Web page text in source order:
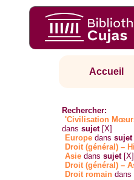
Accueil
Rechercher:
'Civilisation
danssujet [X]
Europe danssujet
Droit (général) –
Asie danssujet [X]
Droit (général) –
Droit romain dans